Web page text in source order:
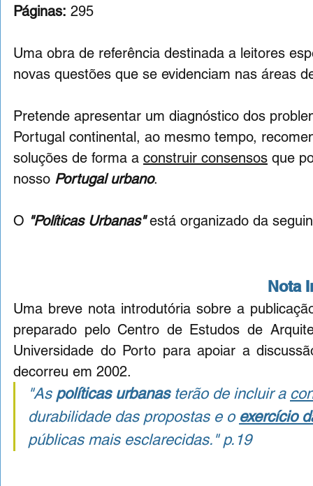
Páginas: 295
Uma obra de referência destinada a leitores
novas questões que se evidenciam nas áreas
Pretende apresentar um diagnóstico dos
Portugal continental, ao mesmo tempo,
soluções de forma a construir consensos que
nosso Portugal urbano.
O "Políticas Urbanas" está organizado da
Nota
Uma breve nota introdutória sobre a
preparado pelo Centro de Estudos de
Universidade do Porto para apoiar a
decorreu em 2002.
"As políticas urbanas terão de incluir a
durabilidade das propostas e o exercício
públicas mais esclarecidas." p.19